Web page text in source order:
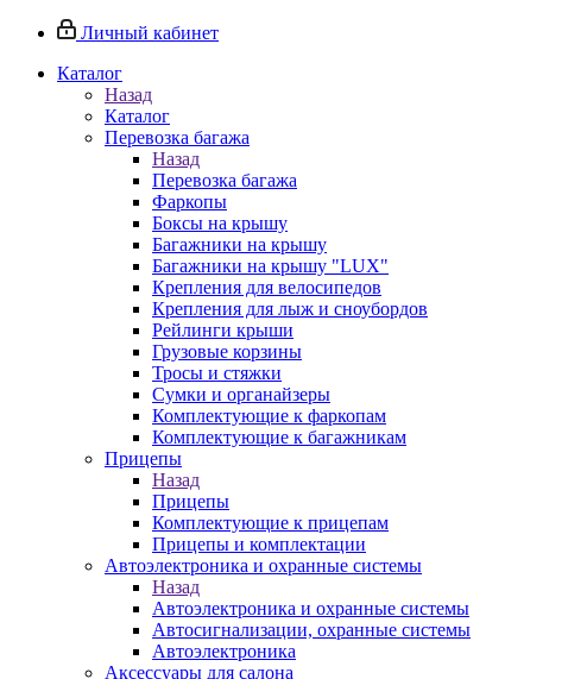
Личный кабинет
Каталог
Назад
Каталог
Перевозка багажа
Назад
Перевозка багажа
Фаркопы
Боксы на крышу
Багажники на крышу
Багажники на крышу "LUX"
Крепления для велосипедов
Крепления для лыж и сноубордов
Рейлинги крыши
Грузовые корзины
Тросы и стяжки
Сумки и органайзеры
Комплектующие к фаркопам
Комплектующие к багажникам
Прицепы
Назад
Прицепы
Комплектующие к прицепам
Прицепы и комплектации
Автоэлектроника и охранные системы
Назад
Автоэлектроника и охранные системы
Автосигнализации, охранные системы
Автоэлектроника
Аксессуары для салона